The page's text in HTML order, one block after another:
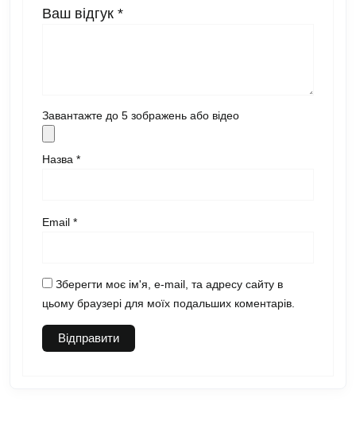
Ваш відгук *
Завантажте до 5 зображень або відео
Назва *
Email *
Зберегти моє ім'я, e-mail, та адресу сайту в
цьому браузері для моїх подальших коментарів.